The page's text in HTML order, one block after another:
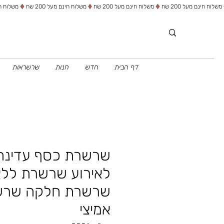
דף הבית חדש חנות שרשראות
שרשרת כסף
לאירוע שרשרת
שרשרת חלקה
אמיצי